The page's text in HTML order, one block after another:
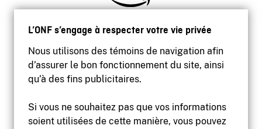
L’ONF s’engage à respecter votre vie privée
Nous utilisons des témoins de navigation afin
d’assurer le bon fonctionnement du site, ainsi
qu’à des fins publicitaires.
Si vous ne souhaitez pas que vos informations
soient utilisées de cette manière, vous pouvez